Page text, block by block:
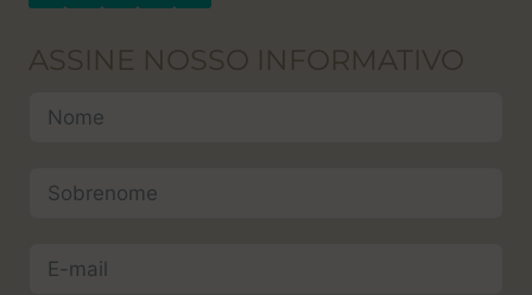
ASSINE NOSSO INFORMATIVO